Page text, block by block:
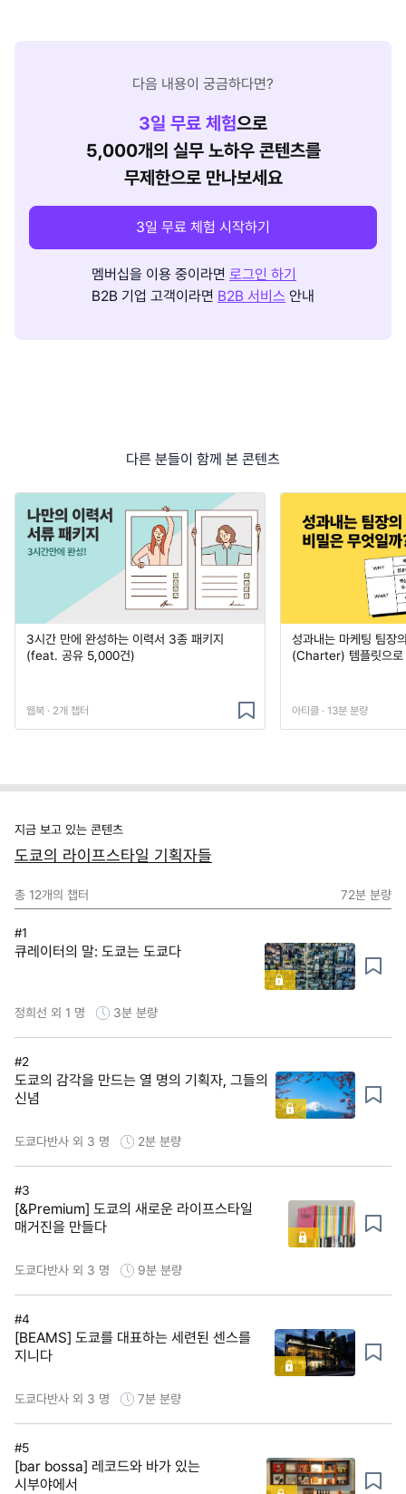
다음 내용이 궁금하다면?
3일 무료 체험으로
5,000개의 실무 노하우 콘텐츠를
무제한으로 만나보세요
3일 무료 체험 시작하기
멤버십을 이용 중이라면 로그인 하기
B2B 기업 고객이라면 B2B 서비스 안내
다른 분들이 함께 본 콘텐츠
3시간 만에 완성하는 이력서 3종 패키지
(feat. 공유 5,000건)
웹북 · 2개 챕터
성과내는 마케팅 팀장
(Charter) 템플릿으로
아티클 · 13분 분량
지금 보고 있는 콘텐츠
도쿄의 라이프스타일 기획자들
총 12개의 챕터 72분 분량
#1
큐레이터의 말: 도쿄는 도쿄다
정희선 외 1 명 3분 분량
#2
도쿄의 감각을 만드는 열 명의 기획자, 그들의
신념
도쿄다반사 외 3 명 2분 분량
#3
[&Premium] 도쿄의 새로운 라이프스타일
매거진을 만들다
도쿄다반사 외 3 명 9분 분량
#4
[BEAMS] 도쿄를 대표하는 세련된 센스를
지니다
도쿄다반사 외 3 명 7분 분량
#5
[bar bossa] 레코드와 바가 있는
시부야에서